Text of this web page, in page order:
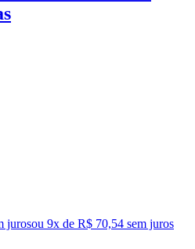
jurosou 9x de R$ 70,54 sem juros